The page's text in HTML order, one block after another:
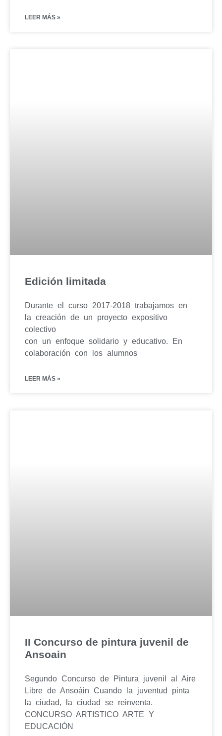
LEER MÁS »
Edición limitada
Durante el curso 2017-2018 trabajamos en
la creación de un proyecto expositivo
colectivo
con un enfoque solidario y educativo. En
colaboración con los alumnos
LEER MÁS »
II Concurso de pintura juvenil de
Ansoain
Segundo Concurso de Pintura juvenil al Aire
Libre de Ansoáin Cuando la juventud pinta
la ciudad, la ciudad se reinventa.
CONCURSO ARTISTICO ARTE Y
EDUCACIÓN